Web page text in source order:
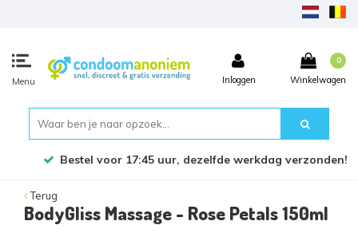
Menu Inloggen
0
Winkelwagen
Bestel voor 17:45 uur, dezelfde werkdag verzonden!
Terug
BodyGliss Massage - Rose Petals 150ml